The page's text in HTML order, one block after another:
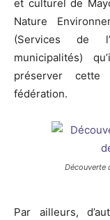
et culturel de
Nature
(Services de
municipalités)
préserver cette
fédération.
Découverte
Par ailleurs,